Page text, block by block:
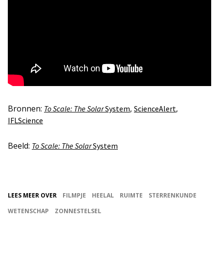
Bronnen: To Scale: The SolarSystem, ScienceAlert,
IFLScience
Beeld: To Scale: The SolarSystem
LEES MEER OVER FILMPJE HEELAL RUIMTE
STERRENKUNDE
WETENSCHAP
ZONNESTELSEL